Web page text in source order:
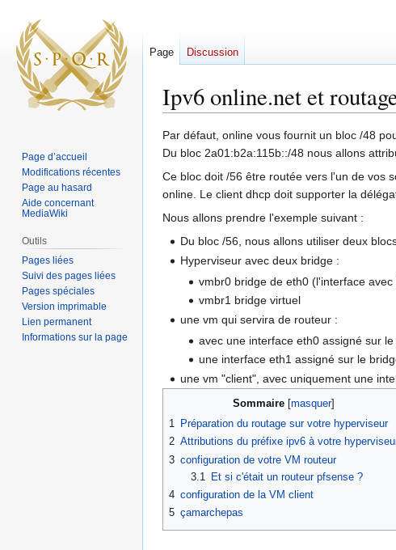
Ipv6 online.net et
Aller
à
la
navigation
Aller
à
la
recherche
Par défaut, online vous fournit un bloc /48
Du bloc 2a01:b2a:115b::/48 nous allons
Ce bloc doit /56 être routée vers l'un de vos
online. Le client dhcp doit supporter la
Nous allons prendre l'exemple suivant :
Du bloc /56, nous allons utiliser deux
Hyperviseur avec deux bridge :
vmbr0 bridge de eth0 (l'interface
vmbr1 bridge virtuel
une vm qui servira de routeur :
avec une interface eth0 assigné sur
une interface eth1 assigné sur le
une vm "client", avec uniquement une
Sommaire
1 Préparation du routage sur votre hyperviseur
2 Attributions du préfixe ipv6 à votre
3 configuration de votre VM routeur
3.1
Et si c'était un routeur pfsense ?
4 configuration de la VM client
5 çamarchepas
Page Discussion
Page d’accueil
Modifications récentes
Page au hasard
Aide concernant
MediaWiki
Outils
Pages liées
Suivi des pages liées
Pages spéciales
Version imprimable
Lien permanent
Informations sur la page